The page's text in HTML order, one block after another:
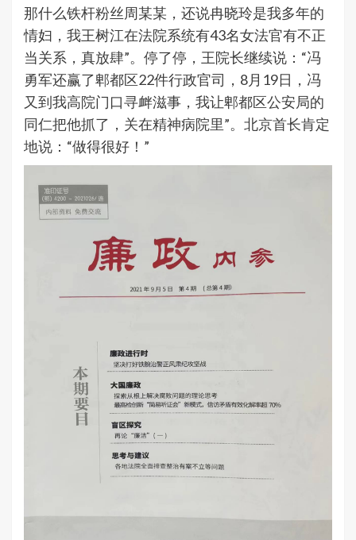
那什么铁杆粉丝周某某，还说冉晓玲是我多年的
情妇，我王树江在法院系统有43名女法官有不正
当关系，真放肆”。停了停，王院长继续说：“冯
勇军还赢了郫都区22件行政官司，8月19日，冯
又到我高院门口寻衅滋事，我让郫都区公安局的
同仁把他抓了，关在精神病院里”。北京首长肯定
地说：“做得很好！”